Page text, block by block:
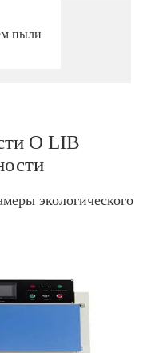
пыли
О LIB
экологического